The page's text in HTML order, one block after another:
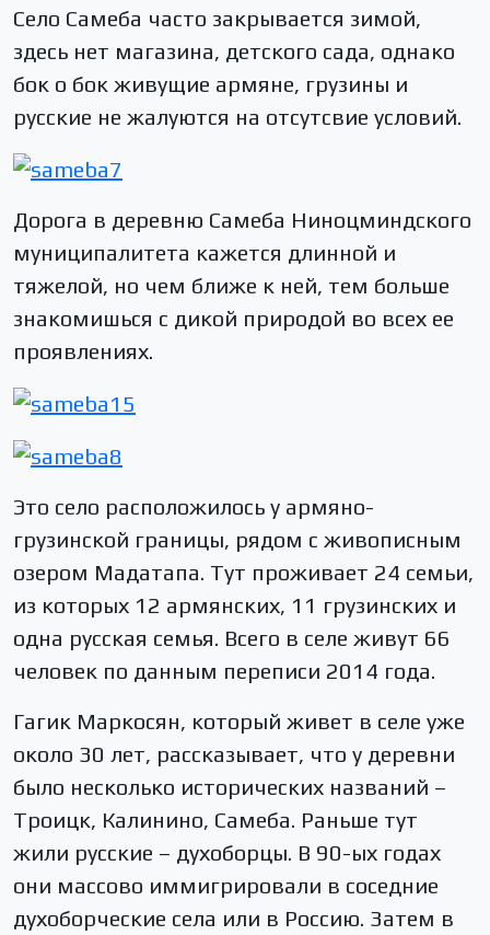
Село Самеба часто закрывается зимой,
здесь нет магазина, детского сада, однако
бок о бок живущие армяне, грузины и
русские не жалуются на отсутсвие условий.
Дорога в деревню Самеба Ниноцминдского
муниципалитета кажется длинной и
тяжелой, но чем ближе к ней, тем больше
знакомишься с дикой природой во всех ее
проявлениях.
Это село расположилось у армяно-
грузинской границы, рядом с живописным
озером Мадатапа. Тут проживает 24 семьи,
из которых 12 армянских, 11 грузинских и
одна русская семья. Всего в селе живут 66
человек по данным переписи 2014 года.
Гагик Маркосян, который живет в селе уже
около 30 лет, рассказывает, что у деревни
было несколько исторических названий –
Троицк, Калинино, Самеба. Раньше тут
жили русские – духоборцы. В 90-ых годах
они массово иммигрировали в соседние
духоборческие села или в Россию. Затем в